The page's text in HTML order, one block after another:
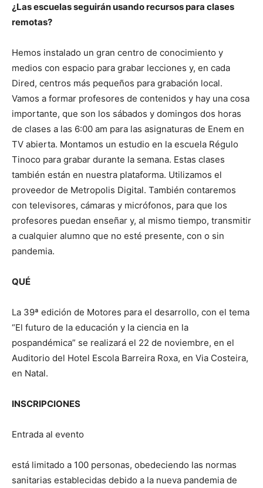
¿Las escuelas seguirán usando recursos para clases
remotas?
Hemos instalado un gran centro de conocimiento y
medios con espacio para grabar lecciones y, en cada
Dired, centros más pequeños para grabación local.
Vamos a formar profesores de contenidos y hay una cosa
importante, que son los sábados y domingos dos horas
de clases a las 6:00 am para las asignaturas de Enem en
TV abierta. Montamos un estudio en la escuela Régulo
Tinoco para grabar durante la semana. Estas clases
también están en nuestra plataforma. Utilizamos el
proveedor de Metropolis Digital. También contaremos
con televisores, cámaras y micrófonos, para que los
profesores puedan enseñar y, al mismo tiempo, transmitir
a cualquier alumno que no esté presente, con o sin
pandemia.
QUÉ
La 39ª edición de Motores para el desarrollo, con el tema
“El futuro de la educación y la ciencia en la
pospandémica” se realizará el 22 de noviembre, en el
Auditorio del Hotel Escola Barreira Roxa, en Via Costeira,
en Natal.
INSCRIPCIONES
Entrada al evento
está limitado a 100 personas, obedeciendo las normas
sanitarias establecidas debido a la nueva pandemia de